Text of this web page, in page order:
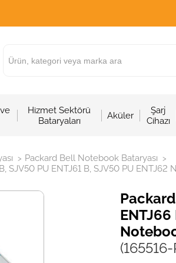
Hizmet Sektörü
Bataryaları
Aküler
Şarj
Cihazı
> Packard Bell Notebook Bataryası >
SJV50 PU ENTJ61 B, SJV50 PU
ENTJ66